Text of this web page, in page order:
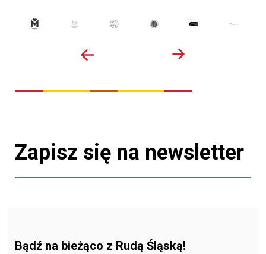
Zapisz się na newsletter
Bądź na bieżąco z Rudą Śląską!